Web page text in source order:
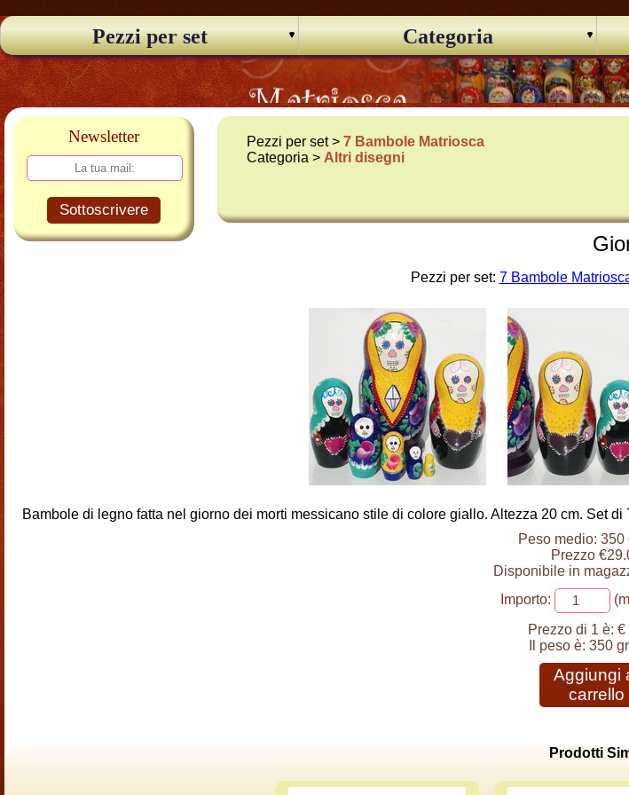
Pezzi per set Categoria
Newsletter
Sottoscrivere
Pezzi per set >7 Bambole Matriosca
Categoria > Altri disegni
Pezzi per set: 7 Bambole
Bambole di legno fatta nel giorno dei morti messicano stile di colore giallo. Altezza 20 cm. Set di
Peso medio: 350
Prezzo
Disponibile in
Importo:
Prezzo di 1 è: €
Il peso è: 350
Aggiungi
carrello
Prodotti